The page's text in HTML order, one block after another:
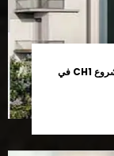
عضو مجلس إدارة SUD: تسليم نحو 400 وحدة بمشروع CH1 في